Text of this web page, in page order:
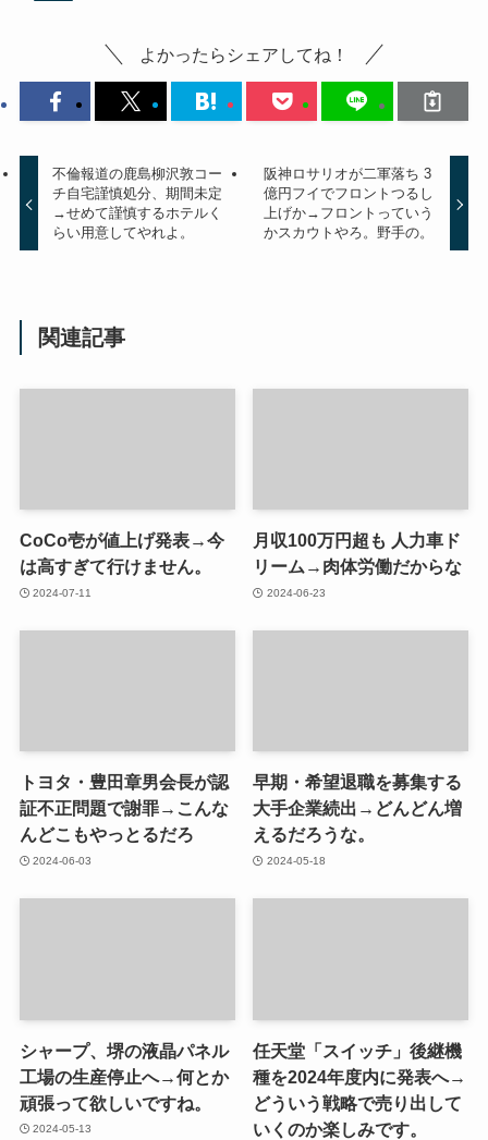
よかったらシェアしてね！
不倫報道の鹿島柳沢敦コー
チ自宅謹慎処分、期間未定
→せめて謹慎するホテルく
らい用意してやれよ。
阪神ロサリオが二軍落ち 3
億円フイでフロントつるし
上げか→フロントっていう
かスカウトやろ。野手の。
関連記事
CoCo壱が値上げ発表→今
は高すぎて行けません。
2024-07-11
月収100万円超も 人力車ド
リーム→肉体労働だからな
2024-06-23
トヨタ・豊田章男会長が認
証不正問題で謝罪→こんな
んどこもやっとるだろ
2024-06-03
早期・希望退職を募集する
大手企業続出→どんどん増
えるだろうな。
2024-05-18
シャープ、堺の液晶パネル
工場の生産停止へ→何とか
頑張って欲しいですね。
2024-05-13
任天堂「スイッチ」後継機
種を2024年度内に発表へ→
どういう戦略で売り出して
いくのか楽しみです。